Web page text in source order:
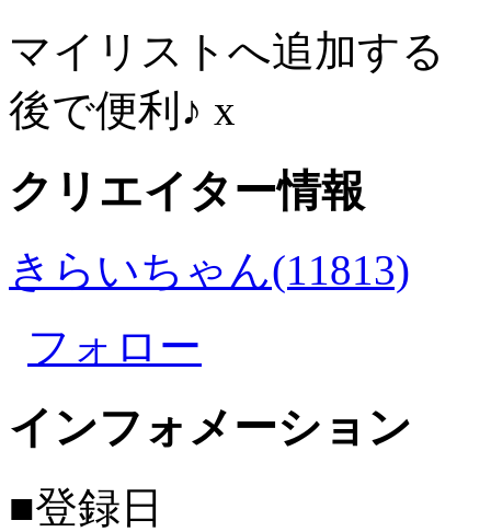
マイリストへ追加する
後で便利♪ x
クリエイター情報
きらいちゃん(11813)
フォロー
インフォメーション
■登録日